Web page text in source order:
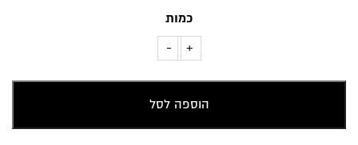
כמות
+
כמות
של
כרית
נוי
-
הוספה לסל